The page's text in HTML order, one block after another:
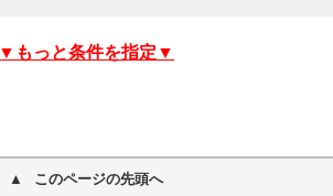
▼もっと条件を指定▼
このページの先頭へ